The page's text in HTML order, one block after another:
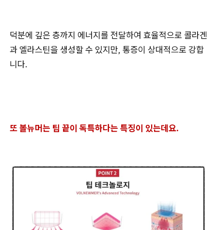
덕분에 깊은 층까지 에너지를 전달하여 효율적으로 콜라겐
과 엘라스틴을 생성할 수 있지만, 통증이 상대적으로 강합
니다.
또 볼뉴머는 팁 끝이 독특하다는 특징이 있는데요.